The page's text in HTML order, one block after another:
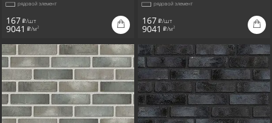
рядовой элемент
167 i/шт
9041 i/м2
рядовой элемент
167 i/шт
9041 i/м2